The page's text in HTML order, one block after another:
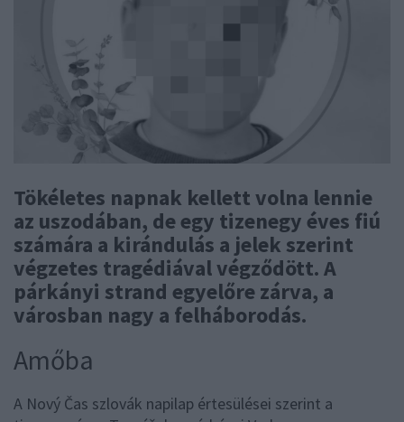
Tökéletes napnak kellett volna lennie
az uszodában, de egy tizenegy éves fiú
számára a kirándulás a jelek szerint
végzetes tragédiával végződött. A
párkányi strand egyelőre zárva, a
városban nagy a felháborodás.
Amőba
A Nový Čas szlovák napilap értesülései szerint a